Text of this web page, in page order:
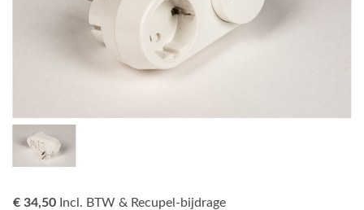
€ 34,50 Incl. BTW & Recupel-bijdrage